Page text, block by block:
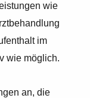
wie
im
wie möglich.
an, die